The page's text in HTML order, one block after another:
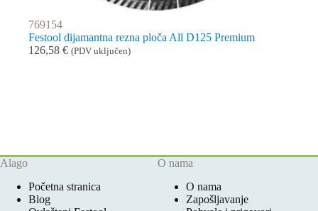
769154
Festool dijamantna rezna ploča All D125 Premium
126,58 € (PDV uključen)
Alago
Početna stranica
Blog
O nama
O nama
Zapošljavanje